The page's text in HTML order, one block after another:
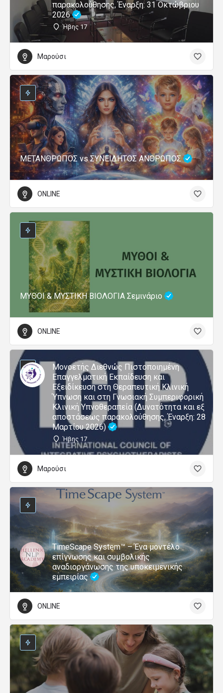
παρακολούθησης, Έναρξη: 31 Οκτώβριου
2026
Ήβης 17
Μαρούσι
ΜΕΤΑΝΘΡΩΠΟΣ vs ΣΥΝΕΙΔΗΤΟΣ ΑΝΘΡΩΠΟΣ
ONLINE
ΜΥΘΟΙ & ΜΥΣΤΙΚΗ ΒΙΟΛΟΓΙΑ Σεμινάριο
ONLINE
Μονοετής Διεθνώς Πιστοποιημένη
Επαγγελματική Εκπαίδευση και
Εξειδίκευση στη Θεραπευτική Κλινική
Ύπνωση και στη Γνωσιακή Συμπεριφορική
Κλινική Υπνοθεραπεία (Δυνατότητα και εξ
αποστάσεως παρακολούθησης, Έναρξη: 28
Μαρτίου 2026)
Ήβης 17
Μαρούσι
TimeScape System™ – Ένα μοντέλο
επίγνωσης και συμβολικής
αναδιοργάνωσης της υποκειμενικής
εμπειρίας
ONLINE